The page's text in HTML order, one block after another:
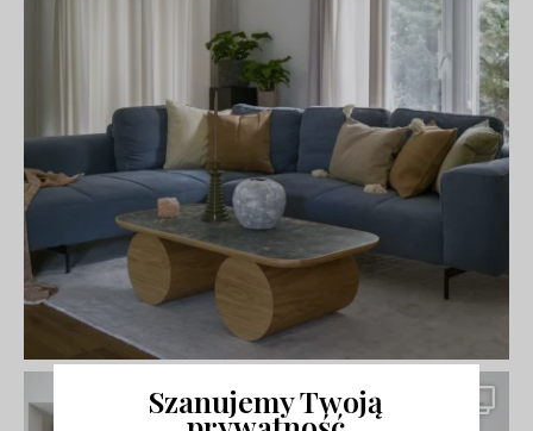
Szanujemy Twoją